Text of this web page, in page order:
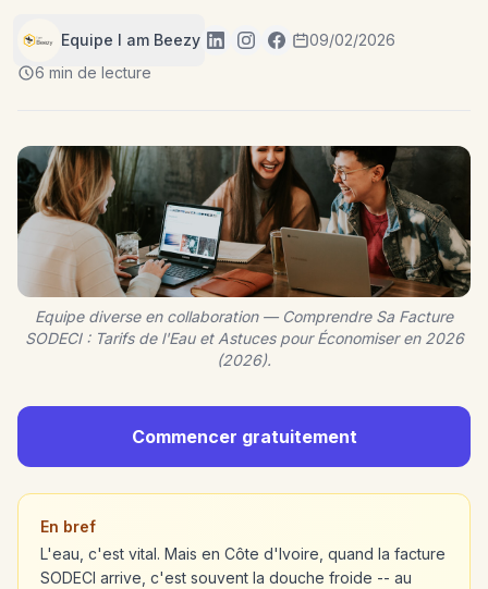
Equipe I am Beezy
09/02/2026
6 min de lecture
Equipe diverse en collaboration — Comprendre Sa Facture
SODECI : Tarifs de l'Eau et Astuces pour Économiser en 2026
(2026).
Commencer gratuitement
En bref
L'eau, c'est vital. Mais en Côte d'Ivoire, quand la facture
SODECI arrive, c'est souvent la douche froide -- au